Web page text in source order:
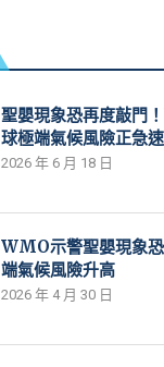
聖嬰現象恐再度敲門
球極端氣候風險正急
2026 年 6 月 18 日
WMO示警聖嬰現象
端氣候風險升高
2026 年 4 月 30 日